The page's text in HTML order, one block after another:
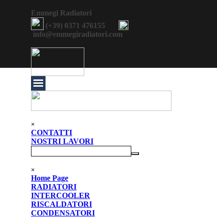
Emmegi Radiatori
(+39) 0371 476155
info@emmegiradiatori.com
×
CONTATTI
NOSTRI LAVORI
×
Home Page
RADIATORI
INTERCOOLER
RISCALDATORI
CONDENSATORI